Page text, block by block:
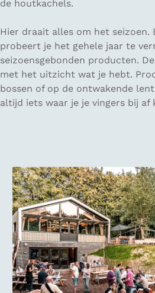
de houtkachels.
Hier draait alles om het seizoen.
probeert je het gehele jaar te
seizoensgebonden producten.
met het uitzicht wat je hebt.
bossen of op de ontwakende
altijd iets waar je je vingers bij af